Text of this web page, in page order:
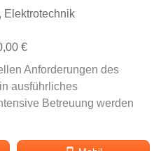
Elektrotechnik
€
Anforderungen des
ausführliches
Betreuung werden